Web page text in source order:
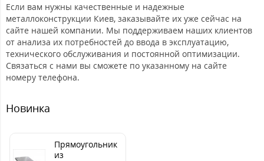
Если вам нужны качественные и надежные
металлоконструкции Киев, заказывайте их уже сейчас на
сайте нашей компании. Мы поддерживаем наших клиентов
от анализа их потребностей до ввода в эксплуатацию,
технического обслуживания и постоянной оптимизации.
Связаться с нами вы сможете по указанному на сайте
номеру телефона.
Новинка
Прямоугольник
из